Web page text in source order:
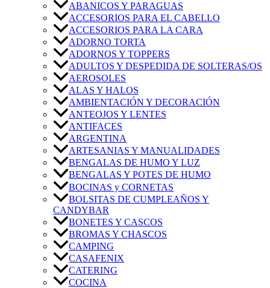
ABANICOS Y PARAGUAS
ACCESORIOS PARA EL CABELLO
ACCESORIOS PARA LA CARA
ADORNO TORTA
ADORNOS Y TOPPERS
ADULTOS Y DESPEDIDA DE SOLTERAS/OS
AEROSOLES
ALAS Y HALOS
AMBIENTACIÓN Y DECORACIÓN
ANTEOJOS Y LENTES
ANTIFACES
ARGENTINA
ARTESANIAS Y MANUALIDADES
BENGALAS DE HUMO Y LUZ
BENGALAS Y POTES DE HUMO
BOCINAS y CORNETAS
BOLSITAS DE CUMPLEAÑOS Y
CANDYBAR
BONETES Y CASCOS
BROMAS Y CHASCOS
CAMPING
CASAFENIX
CATERING
COCINA